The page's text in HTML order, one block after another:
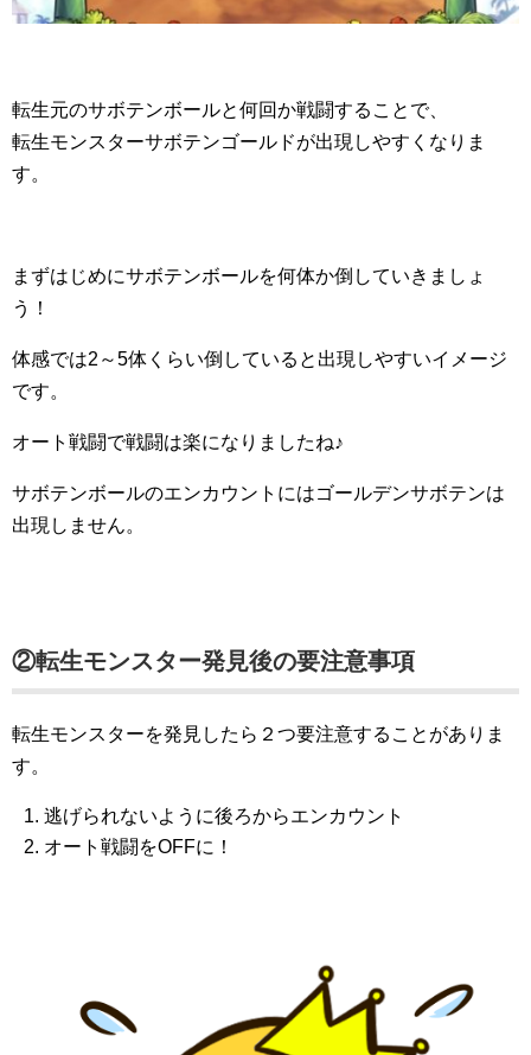
転生元のサボテンボールと何回か戦闘することで、
転生モンスターサボテンゴールドが出現しやすくなりま
す。
まずはじめにサボテンボールを何体か倒していきましょ
う！
体感では2～5体くらい倒していると出現しやすいイメージ
です。
オート戦闘で戦闘は楽になりましたね♪
サボテンボールのエンカウントにはゴールデンサボテンは
出現しません。
②転生モンスター発見後の要注意事項
転生モンスターを発見したら２つ要注意することがありま
す。
逃げられないように後ろからエンカウント
オート戦闘をOFFに！